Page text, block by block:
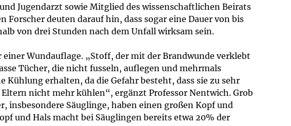
Jugendarzt sowie Mitglied des wissenschaftlichen Beirats
Forscher deuten darauf hin, dass sogar eine Dauer von bis
von drei Stunden nach dem Unfall wirksam sein.
Wundauflage. „Stoff, der mit der Brandwunde verklebt
Tücher, die nicht fusseln, auflegen und mehrmals
erhalten, da die Gefahr besteht, dass sie zu sehr
nicht mehr kühlen“, ergänzt Professor Nentwich. Grob
insbesondere Säuglinge, haben einen großen Kopf und
und Hals macht bei Säuglingen bereits etwa 20% der